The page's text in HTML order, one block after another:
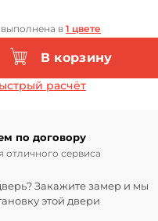
в 1 цвете
В корзину
расчёт
по договору
отличного сервиса
Закажите замер и мы
этой двери